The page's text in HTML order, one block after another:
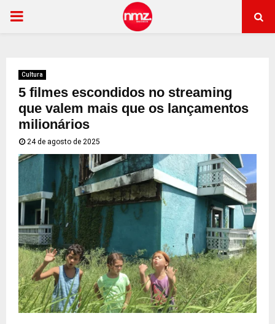
PRIMARY
Cultura
5 filmes escondidos no streaming
que valem mais que os lançamentos
milionários
24 de agosto de 2025